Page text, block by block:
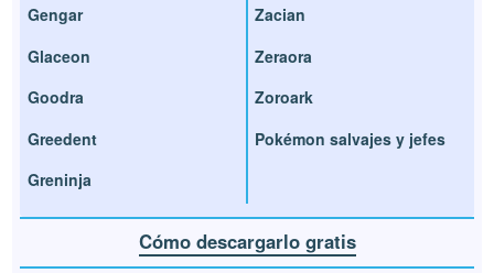
Gengar
Glaceon
Goodra
Greedent
Greninja
Zacian
Zeraora
Zoroark
Pokémon salvajes y jefes
Cómo descargarlo gratis